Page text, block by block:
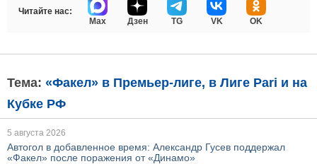
Читайте нас:
Max
Дзен TG VK OK
Тема: «Факел» в Премьер-лиге, в Лиге Pari и на
Кубке РФ
5 августа 2026
Автогол в добавленное время: Александр Гусев поддержал
«Факел» после поражения от «Динамо»